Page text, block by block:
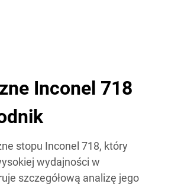
Inconel 718
stopu Inconel 718, który
wydajności w
szczegółową analizę jego